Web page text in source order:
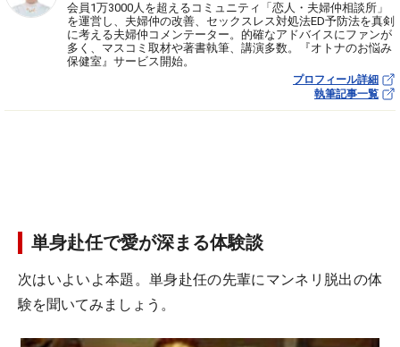
会員1万3000人を超えるコミュニティ「恋人・夫婦仲相談所」
を運営し、夫婦仲の改善、セックスレス対処法ED予防法を真剣
に考える夫婦仲コメンテーター。的確なアドバイスにファンが
多く、マスコミ取材や著書執筆、講演多数。『オトナのお悩み
保健室』サービス開始。
プロフィール詳細
執筆記事一覧
単身赴任で愛が深まる体験談
次はいよいよ本題。単身赴任の先輩にマンネリ脱出の体
験を聞いてみましょう。